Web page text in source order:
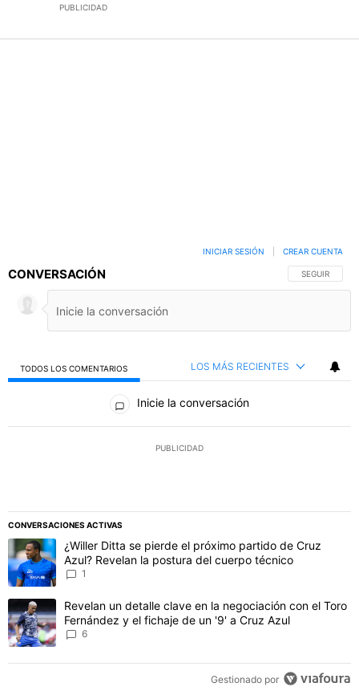
PUBLICIDAD
CONVERSACIÓN SIGA ESTA
SEGUIR
INICIAR SESIÓN CREAR CUENTA
TODOS LOS COMENTARIOS LOS MÁS RECIENTES
Todos los comentarios
Inicie la conversación
PUBLICIDAD
CONVERSACIONES ACTIVAS
Este listado muestra los artículos con más comentarios en los
Un artículo de tendencia con el título "¿Willer Ditta se pierde el
¿Willer Ditta se pierde el próximo partido de Cruz
Azul? Revelan la postura del cuerpo técnico
1
Un artículo de tendencia con el título "Revelan un detalle clave
Revelan un detalle clave en la negociación con el Toro
Fernández y el fichaje de un '9' a Cruz Azul
6
Gestionado por